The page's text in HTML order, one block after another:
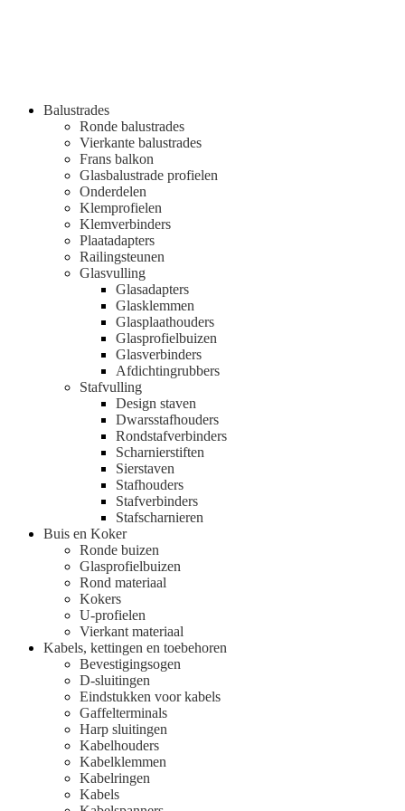
Balustrades
Ronde balustrades
Vierkante balustrades
Frans balkon
Glasbalustrade profielen
Onderdelen
Klemprofielen
Klemverbinders
Plaatadapters
Railingsteunen
Glasvulling
Glasadapters
Glasklemmen
Glasplaathouders
Glasprofielbuizen
Glasverbinders
Afdichtingrubbers
Stafvulling
Design staven
Dwarsstafhouders
Rondstafverbinders
Scharnierstiften
Sierstaven
Stafhouders
Stafverbinders
Stafscharnieren
Buis en Koker
Ronde buizen
Glasprofielbuizen
Rond materiaal
Kokers
U-profielen
Vierkant materiaal
Kabels, kettingen en toebehoren
Bevestigingsogen
D-sluitingen
Eindstukken voor kabels
Gaffelterminals
Harp sluitingen
Kabelhouders
Kabelklemmen
Kabelringen
Kabels